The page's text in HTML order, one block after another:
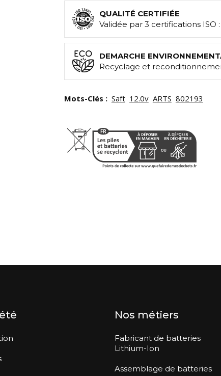
QUALITÉ CERTIFIÉE
Validée par 3 certifications ISO :
DEMARCHE
Recyclage et
Mots-Clés : Saft 12.0v ARTS 802193
Nos métiers
Fabricant de batteries
Lithium-Ion
Assemblage de batteries